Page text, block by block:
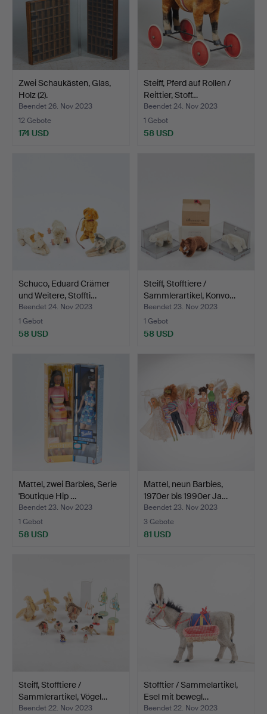
Zwei Schaukästen, Glas,
Holz (2).
Beendet 26. Nov 2023
12 Gebote
174 USD
Steiff, Pferd auf Rollen /
Reittier, Stoff…
Beendet 24. Nov 2023
1 Gebot
58 USD
Schuco, Eduard Crämer
und Weitere, Stoffti…
Beendet 24. Nov 2023
1 Gebot
58 USD
Steiff, Stofftiere /
Sammlerartikel, Konvo…
Beendet 23. Nov 2023
1 Gebot
58 USD
Mattel, zwei Barbies, Serie
'Boutique Hip …
Beendet 23. Nov 2023
1 Gebot
58 USD
Mattel, neun Barbies,
1970er bis 1990er Ja…
Beendet 23. Nov 2023
3 Gebote
81 USD
Steiff, Stofftiere /
Sammlerartikel, Vögel…
Beendet 22. Nov 2023
Stofftier / Sammelartikel,
Esel mit bewegl…
Beendet 22. Nov 2023